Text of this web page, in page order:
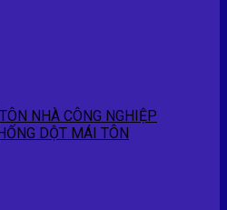
NHÀ CÔNG NGHIỆP
DỘT MÁI TÔN